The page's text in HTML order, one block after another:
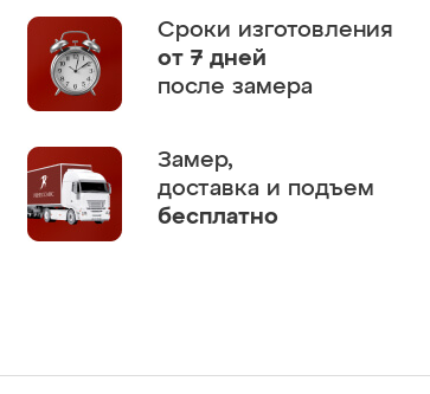
Сроки изготовления
от 7 дней
после замера
Замер,
доставка и подъем
бесплатно